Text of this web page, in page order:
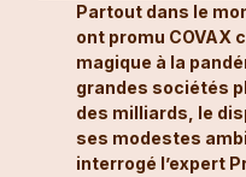
Partout dans le
ont promu COVAX
magique à la
grandes sociétés
des milliards, le
ses modestes
interrogé l’expert